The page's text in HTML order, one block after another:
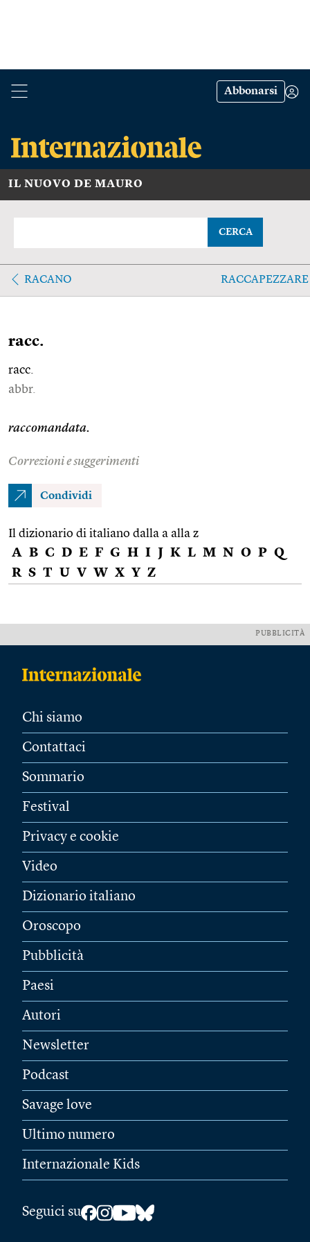
Abbonarsi
IL NUOVO DE MAURO
CERCA
RACANO RACCAPEZZARE
racc.
racc.
abbr.
raccomandata.
Correzioni e suggerimenti
Condividi
Il dizionario di italiano dalla a alla z
A B C D E F G H I J K L M N O P Q
R S T U V W X Y Z
PUBBLICITÀ
Chi siamo
Contattaci
Sommario
Festival
Privacy e cookie
Video
Dizionario italiano
Oroscopo
Pubblicità
Paesi
Autori
Newsletter
Podcast
Savage love
Ultimo numero
Internazionale Kids
Seguici su